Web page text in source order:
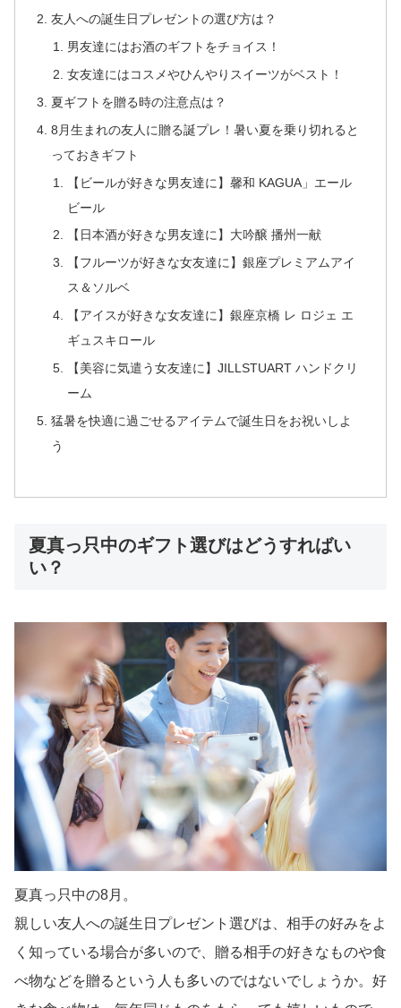
友人への誕生日プレゼントの選び方は？
男友達にはお酒のギフトをチョイス！
女友達にはコスメやひんやりスイーツがベスト！
夏ギフトを贈る時の注意点は？
8月生まれの友人に贈る誕プレ！暑い夏を乗り切れると
っておきギフト
【ビールが好きな男友達に】馨和 KAGUA」エール
ビール
【日本酒が好きな男友達に】大吟醸 播州一献
【フルーツが好きな女友達に】銀座プレミアムアイ
ス＆ソルベ
【アイスが好きな女友達に】銀座京橋 レ ロジェ エ
ギュスキロール
【美容に気遣う女友達に】JILLSTUART ハンドクリ
ーム
猛暑を快適に過ごせるアイテムで誕生日をお祝いしよ
う
夏真っ只中のギフト選びはどうすればい
い？
夏真っ只中の8月。
親しい友人への誕生日プレゼント選びは、相手の好みをよ
く知っている場合が多いので、贈る相手の好きなものや食
べ物などを贈るという人も多いのではないでしょうか。好